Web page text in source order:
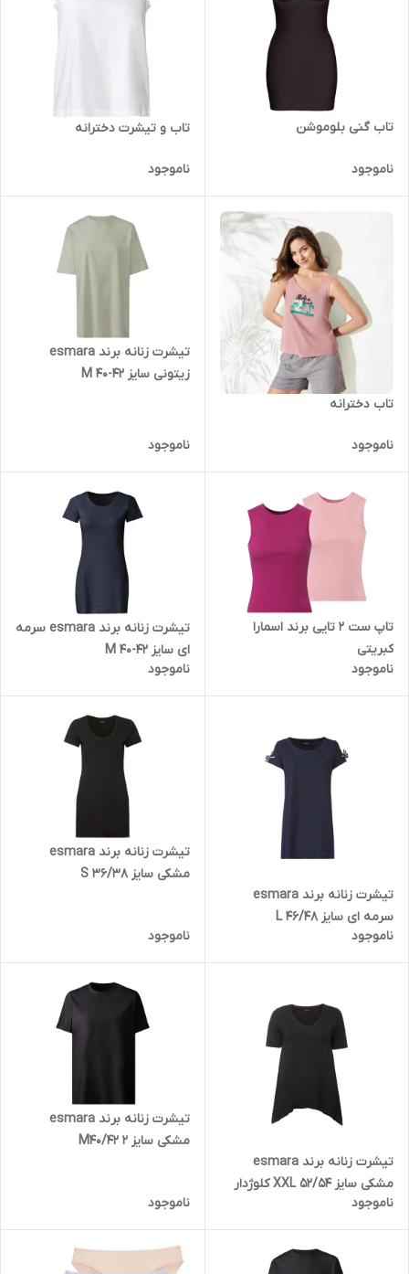
تاب گنی بلوموشن
ناموجود
تاب و تیشرت دخترانه
ناموجود
تاب دخترانه
ناموجود
تیشرت زنانه برند esmara
زیتونی سایز M 40-42
ناموجود
تاپ ست 2 تایی برند اسمارا
کبریتی
ناموجود
تیشرت زنانه برند esmara سرمه
ای سایز M 40-42
ناموجود
تیشرت زنانه برند esmara
سرمه ای سایز L 46/48
ناموجود
تیشرت زنانه برند esmara
مشکی سایز S 36/38
ناموجود
تیشرت زنانه برند esmara
مشکی سایز XXL 52/54 کلوژدار
مدل 8
ناموجود
تیشرت زنانه برند esmara
مشکی سایز M40/42 2
ناموجود